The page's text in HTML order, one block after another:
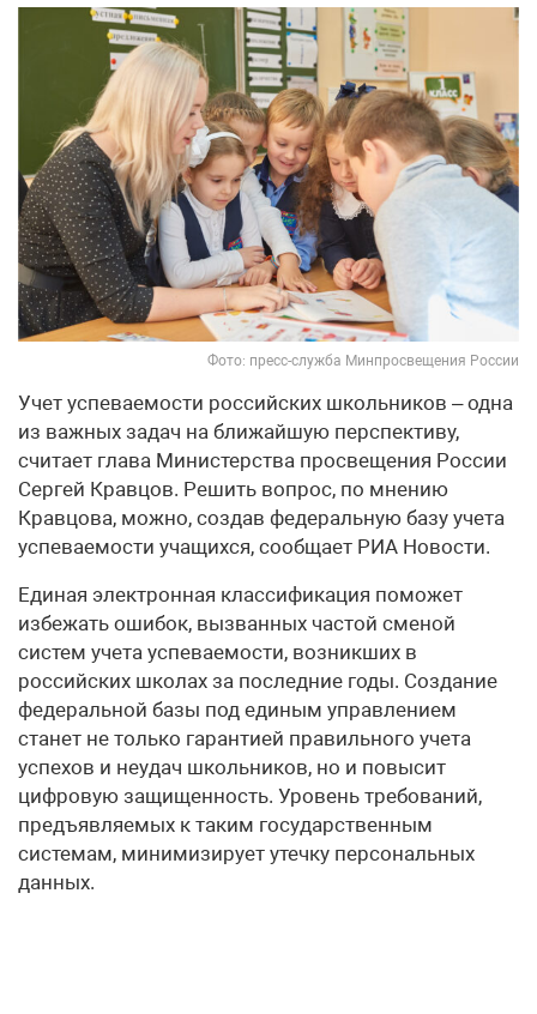
Фото: пресс-служба Минпросвещения России
Учет успеваемости российских школьников – одна
из важных задач на ближайшую перспективу,
считает глава Министерства просвещения России
Сергей Кравцов. Решить вопрос, по мнению
Кравцова, можно, создав федеральную базу учета
успеваемости учащихся, сообщает РИА Новости.
Единая электронная классификация поможет
избежать ошибок, вызванных частой сменой
систем учета успеваемости, возникших в
российских школах за последние годы. Создание
федеральной базы под единым управлением
станет не только гарантией правильного учета
успехов и неудач школьников, но и повысит
цифровую защищенность. Уровень требований,
предъявляемых к таким государственным
системам, минимизирует утечку персональных
данных.